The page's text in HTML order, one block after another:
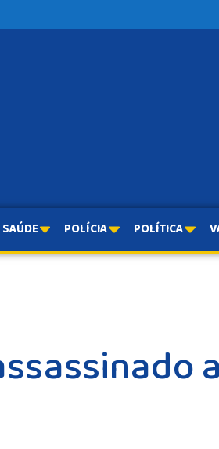
SAÚDE POLÍCIA POLÍTICA